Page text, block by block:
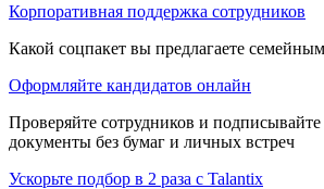
Корпоративная поддержка сотрудников
Какой соцпакет вы предлагаете
Оформляйте кандидатов онлайн
Проверяйте сотрудников и
документы без бумаг и личных встреч
Ускорьте подбор в 2 раза с Talantix